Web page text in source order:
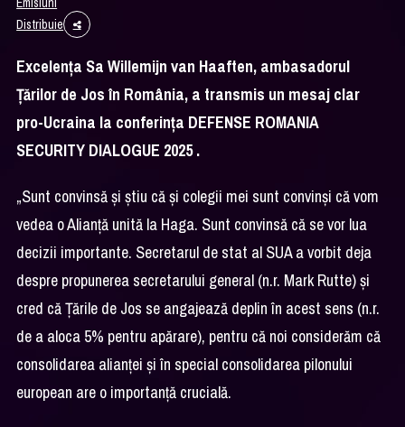
Distribuie
Excelența Sa Willemijn van Haaften, ambasadorul
Ţărilor de Jos în România, a transmis un mesaj clar
pro-Ucraina la conferinţa DEFENSE ROMANIA
SECURITY DIALOGUE 2025 .
„Sunt convinsă și știu că și colegii mei sunt convinși că vom
vedea o Alianță unită la Haga. Sunt convinsă că se vor lua
decizii importante. Secretarul de stat al SUA a vorbit deja
despre propunerea secretarului general (n.r. Mark Rutte) și
cred că Țările de Jos se angajează deplin în acest sens (n.r.
de a aloca 5% pentru apărare), pentru că noi considerăm că
consolidarea alianței și în special consolidarea pilonului
european are o importanță crucială.